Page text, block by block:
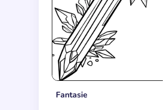
Fantasie